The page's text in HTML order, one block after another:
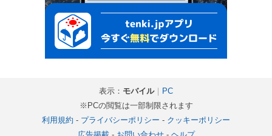
表示： モバイル｜ PC
※PCの閲覧は一部制限されます
利用規約 - プライバシーポリシー - クッキーポリシー